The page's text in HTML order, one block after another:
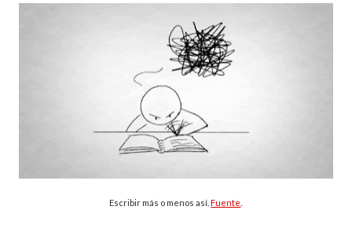
Escribir más o menos así.Fuente